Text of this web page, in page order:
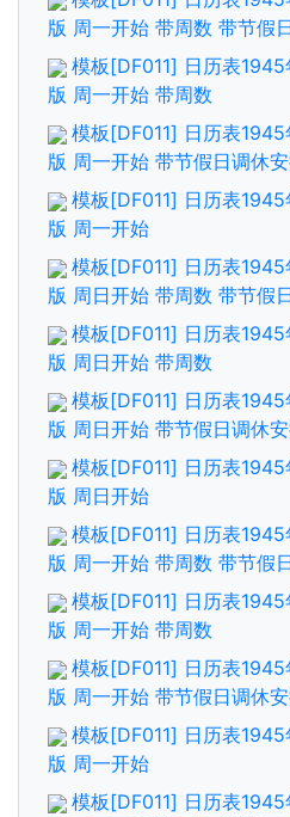
版 周一开始 带周数 带节假
模板[DF011] 日历表
版 周一开始 带周数
模板[DF011] 日历表
版 周一开始 带节假日调休
模板[DF011] 日历表
版 周一开始
模板[DF011] 日历表
版 周日开始 带周数 带节假
模板[DF011] 日历表
版 周日开始 带周数
模板[DF011] 日历表
版 周日开始 带节假日调休
模板[DF011] 日历表
版 周日开始
模板[DF011] 日历表
版 周一开始 带周数 带节假
模板[DF011] 日历表
版 周一开始 带周数
模板[DF011] 日历表
版 周一开始 带节假日调休
模板[DF011] 日历表
版 周一开始
模板[DF011] 日历表